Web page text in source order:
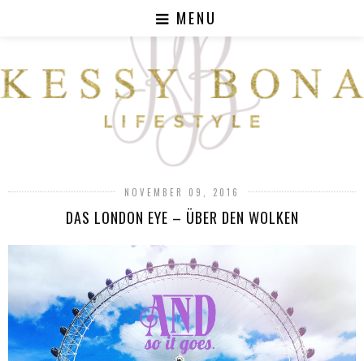
MENU
NOVEMBER 09, 2016
DAS LONDON EYE – ÜBER DEN WOLKEN